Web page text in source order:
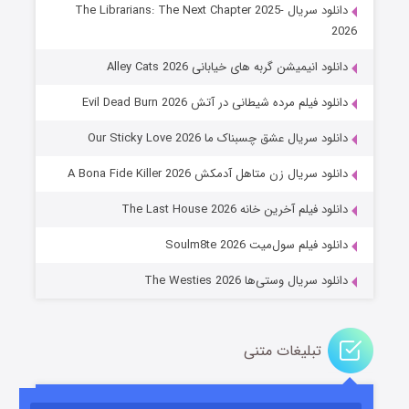
عملیات آپارتمان
قسمت۲ (زیرنویس) منتشر شد
مردگان متحرک: شهر مرده ۳
دانلود سریال The Librarians: The Next Chapter 2025-
2026
دانلود انیمیشن گربه های خیابانی Alley Cats 2026
دانلود فیلم مرده شیطانی در آتش Evil Dead Burn 2026
دانلود سریال عشق چسبناک ما Our Sticky Love 2026
دانلود سریال زن متاهل آدمکش A Bona Fide Killer 2026
دانلود فیلم آخرین خانه The Last House 2026
دانلود فیلم سول‌میت Soulm8te 2026
دانلود سریال وستی‌ها The Westies 2026
تبلیغات متنی